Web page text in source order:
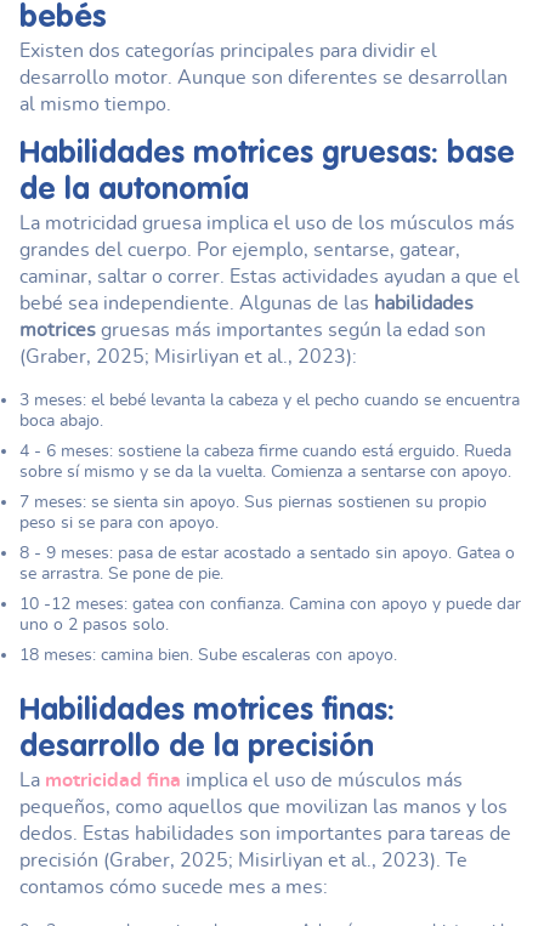
bebés
Existen dos categorías principales para dividir el
desarrollo motor. Aunque son diferentes se desarrollan
al mismo tiempo.
Habilidades motrices gruesas: base
de la autonomía
La motricidad gruesa implica el uso de los músculos más
grandes del cuerpo. Por ejemplo, sentarse, gatear,
caminar, saltar o correr. Estas actividades ayudan a que el
bebé sea independiente. Algunas de las habilidades
motrices gruesas más importantes según la edad son
(Graber, 2025; Misirliyan et al., 2023):
3 meses: el bebé levanta la cabeza y el pecho cuando se encuentra
boca abajo.
4 - 6 meses: sostiene la cabeza firme cuando está erguido. Rueda
sobre sí mismo y se da la vuelta. Comienza a sentarse con apoyo.
7 meses: se sienta sin apoyo. Sus piernas sostienen su propio
peso si se para con apoyo.
8 - 9 meses: pasa de estar acostado a sentado sin apoyo. Gatea o
se arrastra. Se pone de pie.
10 -12 meses: gatea con confianza. Camina con apoyo y puede dar
uno o 2 pasos solo.
18 meses: camina bien. Sube escaleras con apoyo.
Habilidades motrices finas:
desarrollo de la precisión
La motricidad fina implica el uso de músculos más
pequeños, como aquellos que movilizan las manos y los
dedos. Estas habilidades son importantes para tareas de
precisión (Graber, 2025; Misirliyan et al., 2023). Te
contamos cómo sucede mes a mes: